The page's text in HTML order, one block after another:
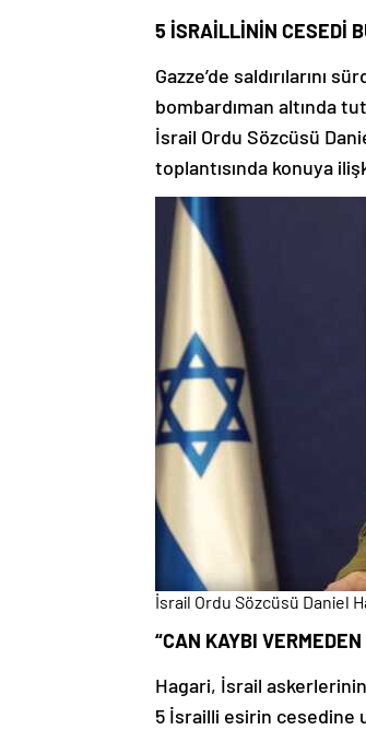
5 İSRAİLLİNİN CESEDİ
Gazze’de saldırılarını
bombardıman altında
İsrail Ordu Sözcüsü
toplantısında konuya
İsrail Ordu Sözcüsü Daniel
“CAN KAYBI
Hagari, İsrail
5 İsrailli esirin cesedine